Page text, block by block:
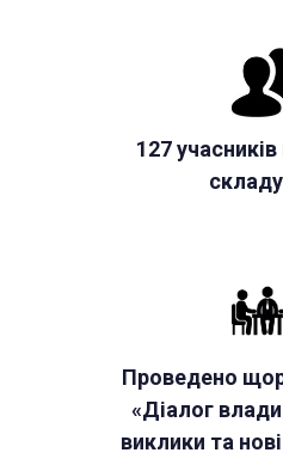
127
Проведено
«Діалог
виклики та